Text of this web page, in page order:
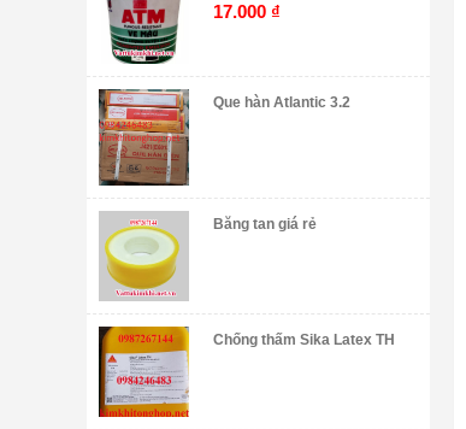
17.000 ₫
Que hàn Atlantic 3.2
Băng tan giá rẻ
Chống thấm Sika Latex TH